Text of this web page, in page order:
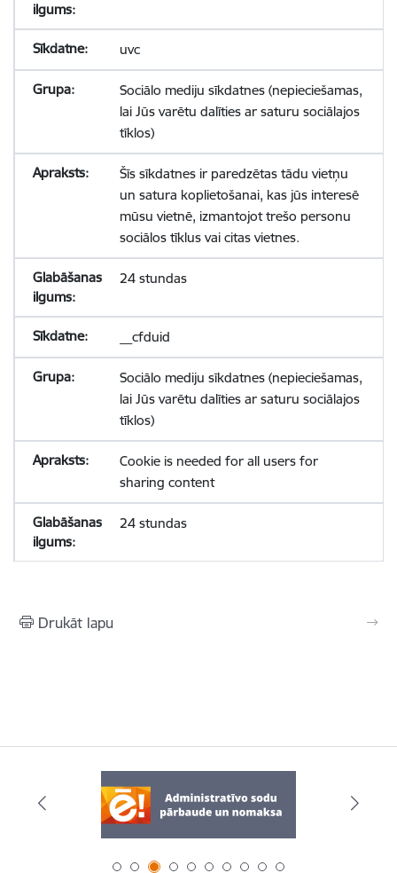
uvc
Sociālo mediju sīkdatnes (nepieciešamas,
lai Jūs varētu dalīties ar saturu sociālajos
tīklos)
Šīs sīkdatnes ir paredzētas tādu vietņu
un satura koplietošanai, kas jūs interesē
mūsu vietnē, izmantojot trešo personu
sociālos tīklus vai citas vietnes.
24 stundas
__cfduid
Sociālo mediju sīkdatnes (nepieciešamas,
lai Jūs varētu dalīties ar saturu sociālajos
tīklos)
Cookie is needed for all users for
sharing content
24 stundas
Drukāt lapu